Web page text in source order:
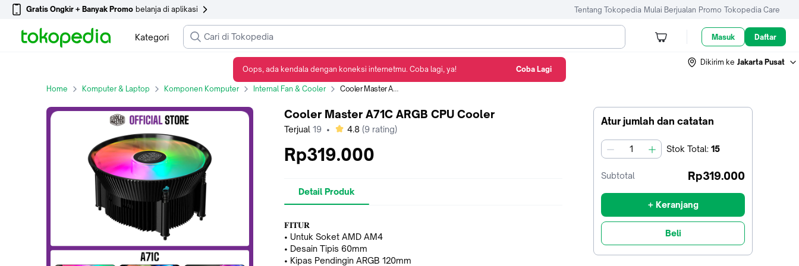
Gratis Ongkir + Banyak Promo belanja di aplikasi Tentang Tokopedia Mulai Berjualan Promo Tokopedia Care
Kategori Masuk Daftar
Dikirim ke Jakarta Pusat
Home Komputer & Laptop Komponen Komputer Internal Fan & Cooler Cooler Master A71C ARGB CPU Cooler
Atur jumlah dan catatan
jumlah Stok Total: 15
Subtotal Rp319.000
+ Keranjang
Beli
Cooler Master A71C ARGB CPU Cooler
Terjual 19 • bintang
4.8 (9 rating)
Rp319.000
Detail Produk
𝐅𝐈𝐓𝐔𝐑
• Untuk Soket AMD AM4
• Desain Tipis 60mm
• Kipas Pendingin ARGB 120mm
Oops, ada kendala dengan koneksi internetmu. Coba lagi, ya! Coba Lagi